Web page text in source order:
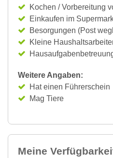
Kochen / Vorbereitung
Einkaufen im
Besorgungen (Post
Kleine
Weitere Angaben:
Hat einen Führerschein
Mag Tiere
Meine